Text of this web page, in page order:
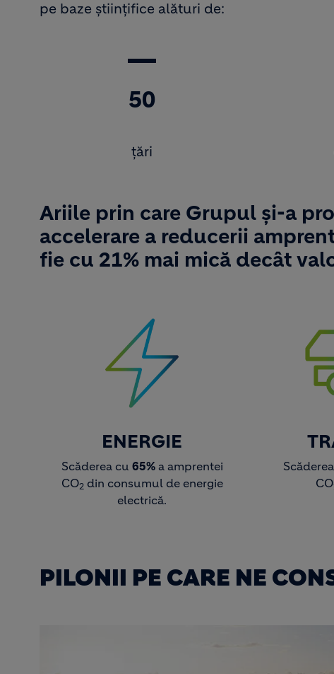
pe baze științifice alături de:
50
țări
Ariile prin care Grupul și-a
accelerare a reducerii
fie cu 21% mai mică decât
ENERGIE
Scăderea cu 65%a amprentei
CO2din consumul de energie
electrică.
CO
PILONII PE CARE NE